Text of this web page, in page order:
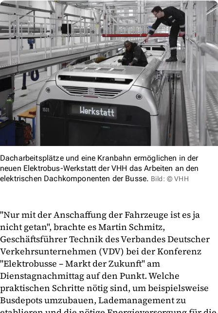
Dacharbeitsplätze und eine Kranbahn ermöglichen in der
neuen Elektrobus-Werkstatt der VHH das Arbeiten an den
elektrischen Dachkomponenten der Busse. Bild: © VHH
"Nur mit der Anschaffung der Fahrzeuge ist es ja
nicht getan", brachte es Martin Schmitz,
Geschäftsführer Technik des Verbandes Deutscher
Verkehrsunternehmen (VDV) bei der Konferenz
"Elektrobusse – Markt der Zukunft" am
Dienstagnachmittag auf den Punkt. Welche
praktischen Schritte nötig sind, um beispielsweise
Busdepots umzubauen, Lademanagement zu